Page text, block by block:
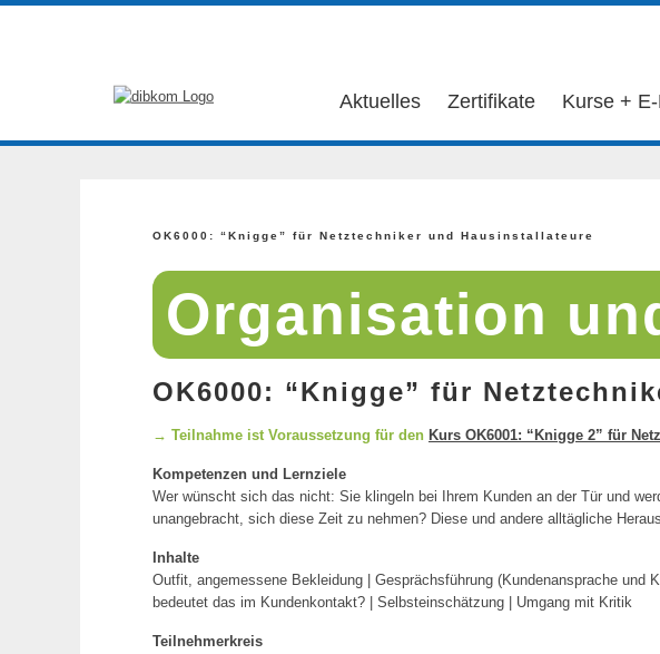
Aktuelles Zertifikate Kurse +
OK6000: “Knigge” für Netztechniker und Hausinstallateure
Organisation
OK6000: “Knigge” für
→ Teilnahme ist Voraussetzung für den Kurs OK6001: “Knigge 2” für
Kompetenzen und Lernziele
Wer wünscht sich das nicht: Sie klingeln bei Ihrem Kunden an der Tür und
unangebracht, sich diese Zeit zu nehmen? Diese und andere alltägliche
Inhalte
Outfit, angemessene Bekleidung | Gesprächsführung (Kundenansprache
bedeutet das im Kundenkontakt? | Selbsteinschätzung | Umgang mit Kritik
Teilnehmerkreis